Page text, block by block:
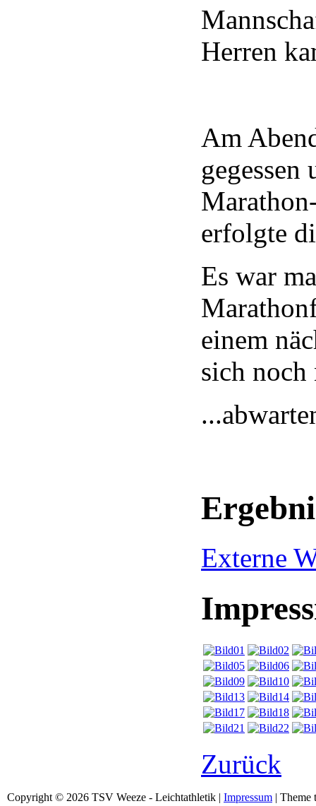
Herren
Am
erfolgte
Es war
einem
sich
Externe
Zurück
Copyright © 2026 TSV Weeze - Leichtathletik | Impressum | Theme